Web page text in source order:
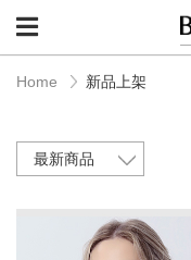
Home 新品上架